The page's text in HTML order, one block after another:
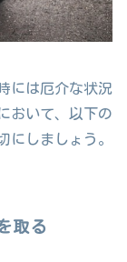
には厄介な状況
おいて、以下の
にしましょう。
取る